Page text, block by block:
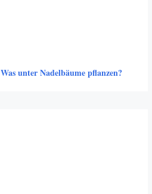
Was unter Nadelbäume pflanzen?